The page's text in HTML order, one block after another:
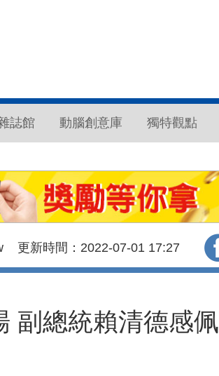
誌館 動腦創意庫 獨特觀點
更新時間：2022-07-01 17:27
副總統賴清德感佩